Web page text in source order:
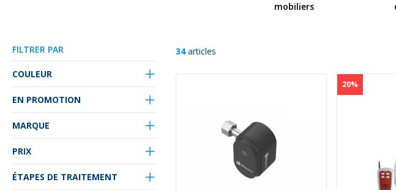
mobiliers
FILTRER PAR
COULEUR
EN PROMOTION
MARQUE
PRIX
ÉTAPES DE TRAITEMENT
34articles
20%